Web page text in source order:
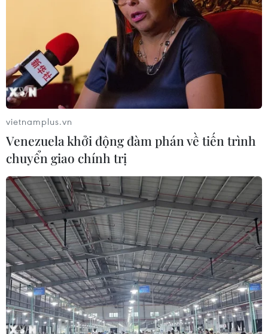
Thị trường giằng co trong biên độ hẹp,
VN-Index giảm gần 2 điểm
24/04/2023 09:34
Chỉ số VN-Index có thời điểm tăng hơn 4 điểm lên mức
cao nhất 1047,18 điểm song đến cuối phiên, bên bán
thắng thế đã ép thị trường giảm điểm trở lại và tiếp tục
xu hướng giằng co cho tới kết phiên.
vietnamplus.vn
Venezuela khởi động đàm phán về tiến trình
chuyển giao chính trị